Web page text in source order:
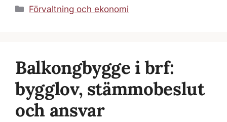
Kategorier
Förvaltning och ekonomi
Balkongbygge i brf:
bygglov, stämmobeslut
och ansvar